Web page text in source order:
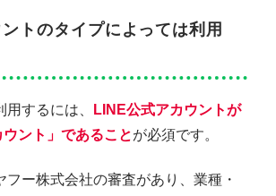
トのタイプによっては利用
するには、
LINE公式アカウントが
ウント」であることが必須です。
フー株式会社の審査があり、業種・